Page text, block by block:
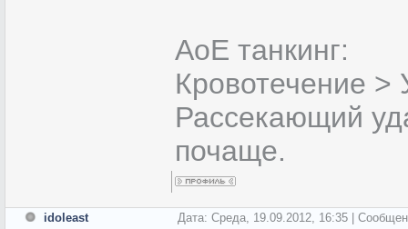
АоЕ танкинг:
Кровотечение
Рассекающий
почаще.
idoleast
Дата: Среда, 19.09.2012, 16:35 |